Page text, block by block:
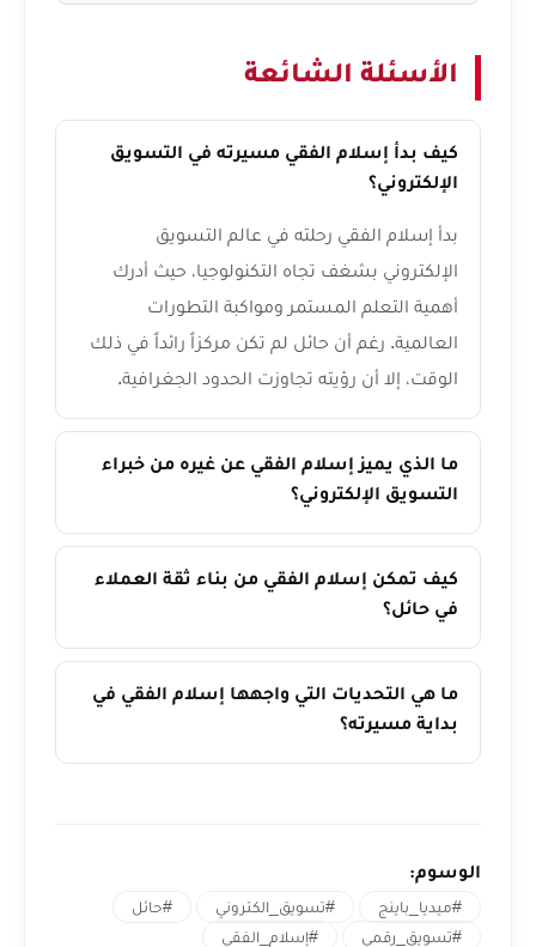
الأسئلة الشائعة
كيف بدأ إسلام الفقي مسيرته في التسويق
الإلكتروني؟
بدأ إسلام الفقي رحلته في عالم التسويق
الإلكتروني بشغف تجاه التكنولوجيا، حيث أدرك
أهمية التعلم المستمر ومواكبة التطورات
العالمية. رغم أن حائل لم تكن مركزاً رائداً في ذلك
الوقت، إلا أن رؤيته تجاوزت الحدود الجغرافية.
ما الذي يميز إسلام الفقي عن غيره من خبراء
التسويق الإلكتروني؟
كيف تمكن إسلام الفقي من بناء ثقة العملاء
في حائل؟
ما هي التحديات التي واجهها إسلام الفقي في
بداية مسيرته؟
الوسوم:
#ميديا_باينج #تسويق_الكتروني
#حائل
#تسويق_رقمي
#إسلام_الفقي